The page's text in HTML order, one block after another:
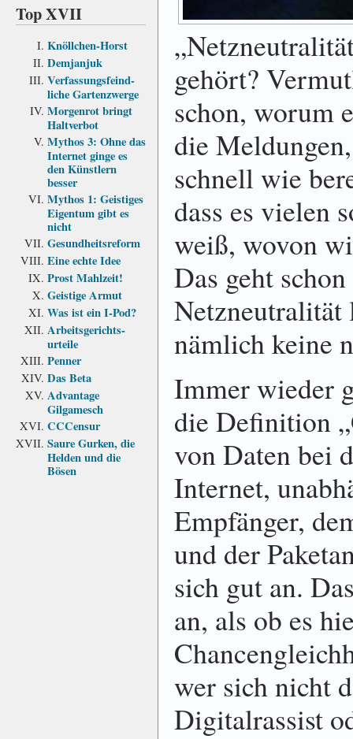
Top XVII
Knöllchen-Horst
Demjanjuk
Verfassungs­feind­
liche Garten­zwerge
Morgenrot bringt
Haltverbot
Mythos 3: Ohne das
Internet ginge es
den Künstlern
besser
Mythos 1: Geistiges
Eigentum gibt es
nicht
Gesundheits­reform
Eine echte Idee
Prost Mahlzeit!
Geistige Armut
Was ist ein I-Pod?
Arbeits­gerichts­
urteile
Penner
Das Beta
Advantage
Gilgamesch
CCCensur
Saure Gurken, die
Helden und die
Bösen
gehört?
schon, worum
die
schnell wie
dass es vielen
weiß, wovon
Das geht
Netzneutralität
nämlich keine
Immer wieder
die Definition
von Daten bei
Internet,
Empfänger,
und der
sich gut an.
an, als ob es
wer sich nicht
Digitalrassist